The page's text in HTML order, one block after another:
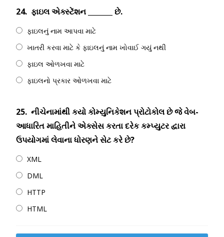
24. ફાઇલ એક્સ્ટેંશન _______ છે.
ફાઇલનું નામ આપવા માટે
ખાતરી કરવા માટે કે ફાઇલનું નામ ખોવાઈ ગયું નથી
ફાઇલ ઓળખવા માટે
ફાઇલનો પ્રકાર ઓળખવા માટે
25. નીચેનામાંથી કયો કોમ્યુનિકેશન પ્રોટોકોલ છે જે વેબ-
આધારિત માહિતીને એક્સેસ કરતા દરેક કમ્પ્યુટર દ્વારા
ઉપયોગમાં લેવાના ધોરણને સેટ કરે છે?
XML
DML
HTTP
HTML